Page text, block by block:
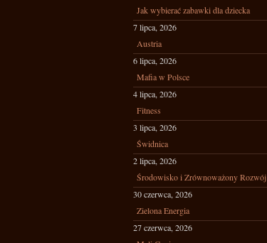
Jak wybierać zabawki dla dziecka
7 lipca, 2026
Austria
6 lipca, 2026
Mafia w Polsce
4 lipca, 2026
Fitness
3 lipca, 2026
Świdnica
2 lipca, 2026
Środowisko i Zrównoważony Rozwój
30 czerwca, 2026
Zielona Energia
27 czerwca, 2026